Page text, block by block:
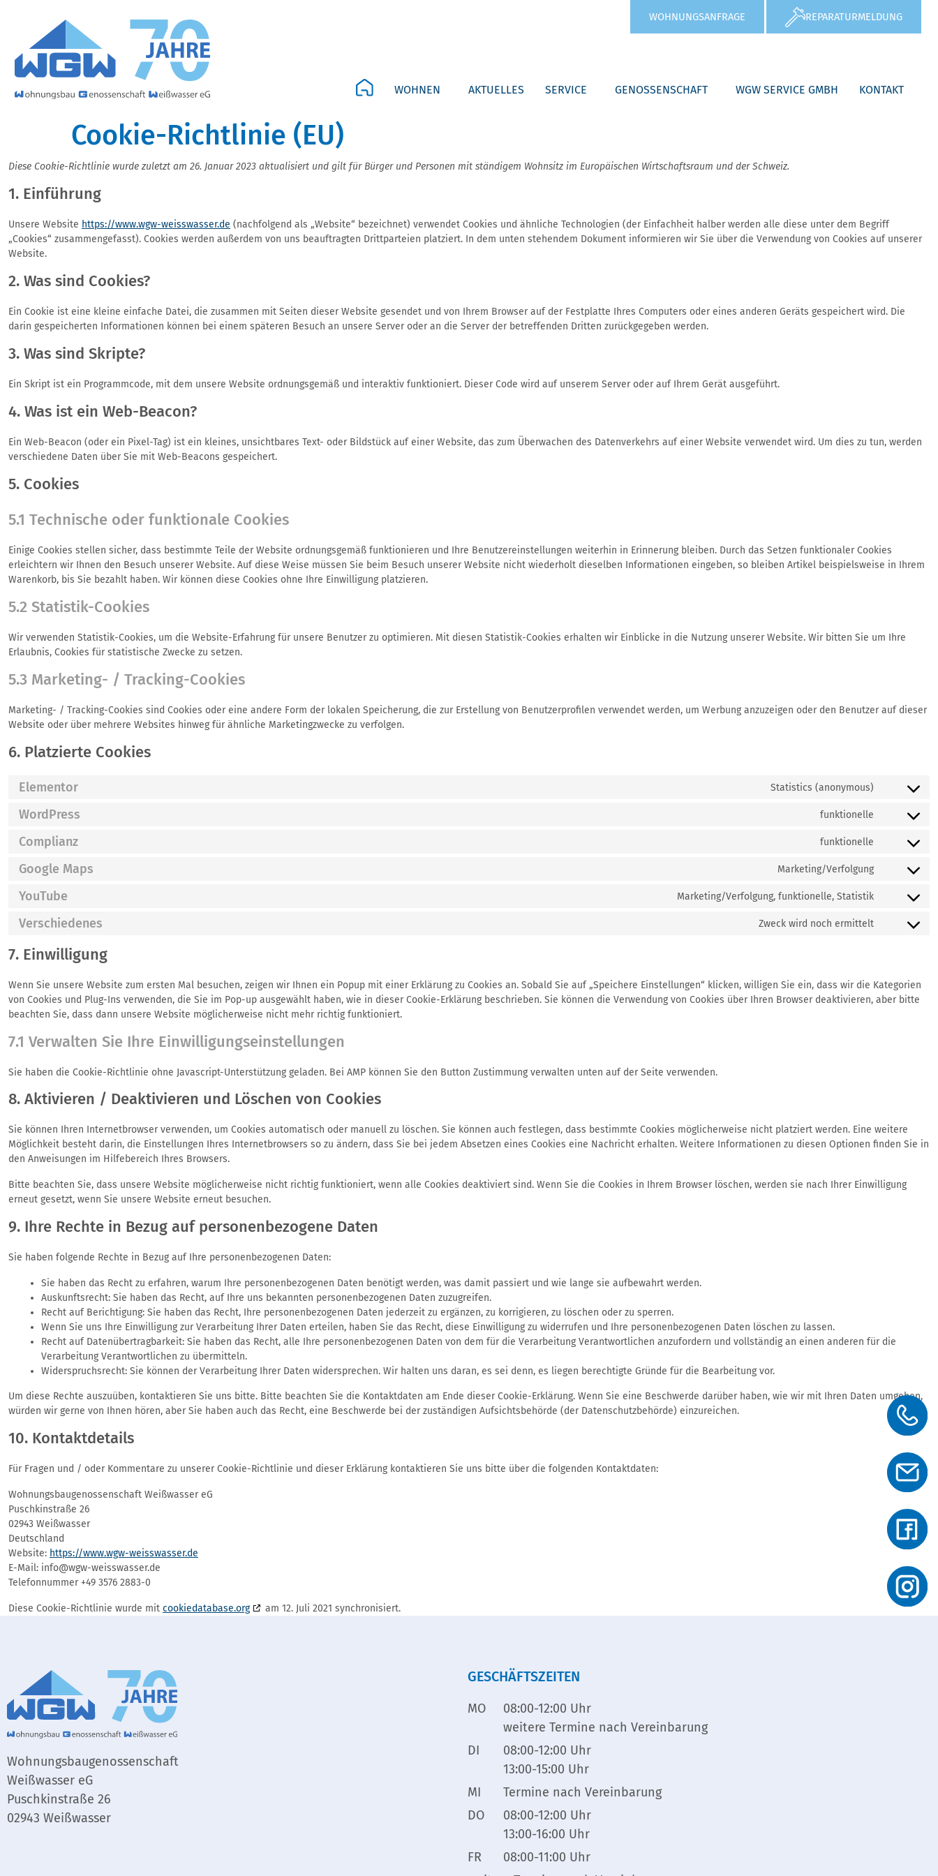
WOHNUNGSANFRAGE REPARATURMELDUNG
WOHNEN AKTUELLES SERVICE GENOSSENSCHAFT WGW SERVICE GMBH KONTAKT
Cookie-Richtlinie (EU)
Diese Cookie-Richtlinie wurde zuletzt am 26. Januar 2023 aktualisiert und gilt für Bürger und Personen mit ständigem Wohnsitz im Europäischen Wirtschaftsraum und der Schweiz.
1. Einführung
Unsere Website https://www.wgw-weisswasser.de (nachfolgend als „Website“ bezeichnet) verwendet Cookies und ähnliche Technologien (der Einfachheit halber werden alle diese unter dem Begriff
„Cookies“ zusammengefasst). Cookies werden außerdem von uns beauftragten Drittparteien platziert. In dem unten stehendem Dokument informieren wir Sie über die Verwendung von Cookies auf unserer
Website.
2. Was sind Cookies?
Ein Cookie ist eine kleine einfache Datei, die zusammen mit Seiten dieser Website gesendet und von Ihrem Browser auf der Festplatte Ihres Computers oder eines anderen Geräts gespeichert wird. Die
darin gespeicherten Informationen können bei einem späteren Besuch an unsere Server oder an die Server der betreffenden Dritten zurückgegeben werden.
3. Was sind Skripte?
Ein Skript ist ein Programmcode, mit dem unsere Website ordnungsgemäß und interaktiv funktioniert. Dieser Code wird auf unserem Server oder auf Ihrem Gerät ausgeführt.
4. Was ist ein Web-Beacon?
Ein Web-Beacon (oder ein Pixel-Tag) ist ein kleines, unsichtbares Text- oder Bildstück auf einer Website, das zum Überwachen des Datenverkehrs auf einer Website verwendet wird. Um dies zu tun, werden
verschiedene Daten über Sie mit Web-Beacons gespeichert.
5. Cookies
5.1 Technische oder funktionale Cookies
Einige Cookies stellen sicher, dass bestimmte Teile der Website ordnungsgemäß funktionieren und Ihre Benutzereinstellungen weiterhin in Erinnerung bleiben. Durch das Setzen funktionaler Cookies
erleichtern wir Ihnen den Besuch unserer Website. Auf diese Weise müssen Sie beim Besuch unserer Website nicht wiederholt dieselben Informationen eingeben, so bleiben Artikel beispielsweise in Ihrem
Warenkorb, bis Sie bezahlt haben. Wir können diese Cookies ohne Ihre Einwilligung platzieren.
5.2 Statistik-Cookies
Wir verwenden Statistik-Cookies, um die Website-Erfahrung für unsere Benutzer zu optimieren. Mit diesen Statistik-Cookies erhalten wir Einblicke in die Nutzung unserer Website. Wir bitten Sie um Ihre
Erlaubnis, Cookies für statistische Zwecke zu setzen.
5.3 Marketing- / Tracking-Cookies
Marketing- / Tracking-Cookies sind Cookies oder eine andere Form der lokalen Speicherung, die zur Erstellung von Benutzerprofilen verwendet werden, um Werbung anzuzeigen oder den Benutzer auf dieser
Website oder über mehrere Websites hinweg für ähnliche Marketingzwecke zu verfolgen.
6. Platzierte Cookies
Elementor Statistics (anonymous)
WordPress funktionelle
Complianz funktionelle
Google Maps Marketing/Verfolgung
YouTube Marketing/Verfolgung, funktionelle, Statistik
Verschiedenes Zweck wird noch ermittelt
7. Einwilligung
Wenn Sie unsere Website zum ersten Mal besuchen, zeigen wir Ihnen ein Popup mit einer Erklärung zu Cookies an. Sobald Sie auf „Speichere Einstellungen“ klicken, willigen Sie ein, dass wir die Kategorien
von Cookies und Plug-Ins verwenden, die Sie im Pop-up ausgewählt haben, wie in dieser Cookie-Erklärung beschrieben. Sie können die Verwendung von Cookies über Ihren Browser deaktivieren, aber bitte
beachten Sie, dass dann unsere Website möglicherweise nicht mehr richtig funktioniert.
7.1 Verwalten Sie Ihre Einwilligungseinstellungen
Sie haben die Cookie-Richtlinie ohne Javascript-Unterstützung geladen. Bei AMP können Sie den Button Zustimmung verwalten unten auf der Seite verwenden.
8. Aktivieren / Deaktivieren und Löschen von Cookies
Sie können Ihren Internetbrowser verwenden, um Cookies automatisch oder manuell zu löschen. Sie können auch festlegen, dass bestimmte Cookies möglicherweise nicht platziert werden. Eine weitere
Möglichkeit besteht darin, die Einstellungen Ihres Internetbrowsers so zu ändern, dass Sie bei jedem Absetzen eines Cookies eine Nachricht erhalten. Weitere Informationen zu diesen Optionen finden Sie in
den Anweisungen im Hilfebereich Ihres Browsers.
Bitte beachten Sie, dass unsere Website möglicherweise nicht richtig funktioniert, wenn alle Cookies deaktiviert sind. Wenn Sie die Cookies in Ihrem Browser löschen, werden sie nach Ihrer Einwilligung
erneut gesetzt, wenn Sie unsere Website erneut besuchen.
9. Ihre Rechte in Bezug auf personenbezogene Daten
Sie haben folgende Rechte in Bezug auf Ihre personenbezogenen Daten:
Sie haben das Recht zu erfahren, warum Ihre personenbezogenen Daten benötigt werden, was damit passiert und wie lange sie aufbewahrt werden.
Auskunftsrecht: Sie haben das Recht, auf Ihre uns bekannten personenbezogenen Daten zuzugreifen.
Recht auf Berichtigung: Sie haben das Recht, Ihre personenbezogenen Daten jederzeit zu ergänzen, zu korrigieren, zu löschen oder zu sperren.
Wenn Sie uns Ihre Einwilligung zur Verarbeitung Ihrer Daten erteilen, haben Sie das Recht, diese Einwilligung zu widerrufen und Ihre personenbezogenen Daten löschen zu lassen.
Recht auf Datenübertragbarkeit: Sie haben das Recht, alle Ihre personenbezogenen Daten von dem für die Verarbeitung Verantwortlichen anzufordern und vollständig an einen anderen für die
Verarbeitung Verantwortlichen zu übermitteln.
Widerspruchsrecht: Sie können der Verarbeitung Ihrer Daten widersprechen. Wir halten uns daran, es sei denn, es liegen berechtigte Gründe für die Bearbeitung vor.
Um diese Rechte auszuüben, kontaktieren Sie uns bitte. Bitte beachten Sie die Kontaktdaten am Ende dieser Cookie-Erklärung. Wenn Sie eine Beschwerde darüber haben, wie wir mit Ihren Daten umgehen,
würden wir gerne von Ihnen hören, aber Sie haben auch das Recht, eine Beschwerde bei der zuständigen Aufsichtsbehörde (der Datenschutzbehörde) einzureichen.
10. Kontaktdetails
Für Fragen und / oder Kommentare zu unserer Cookie-Richtlinie und dieser Erklärung kontaktieren Sie uns bitte über die folgenden Kontaktdaten:
Wohnungsbaugenossenschaft Weißwasser eG
Puschkinstraße 26
02943 Weißwasser
Deutschland
Website: https://www.wgw-weisswasser.de
E-Mail: info@wgw-weisswasser.de
Telefonnummer +49 3576 2883-0
Diese Cookie-Richtlinie wurde mit cookiedatabase.org am 12. Juli 2021 synchronisiert.
Wohnungsbaugenossenschaft
Weißwasser eG
Puschkinstraße 26
02943 Weißwasser
GESCHÄFTSZEITEN
MO
08:00-12:00 Uhr
weitere Termine nach Vereinbarung
DI
08:00-12:00 Uhr
13:00-15:00 Uhr
MI
Termine nach Vereinbarung
DO
08:00-12:00 Uhr
13:00-16:00 Uhr
FR
08:00-11:00 Uhr